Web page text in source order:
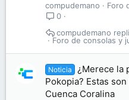
compudemano
Foro
0
Foro de consolas y
compudemano
Noticia
¿Merece la
Pokopia? Estas
Cuenca Coralina